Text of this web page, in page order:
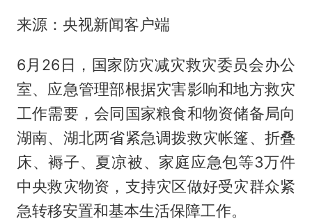
来源：央视新闻客户端
6月26日，国家防灾减灾救灾委员会办公
室、应急管理部根据灾害影响和地方救灾
工作需要，会同国家粮食和物资储备局向
湖南、湖北两省紧急调拨救灾帐篷、折叠
床、褥子、夏凉被、家庭应急包等3万件
中央救灾物资，支持灾区做好受灾群众紧
急转移安置和基本生活保障工作。